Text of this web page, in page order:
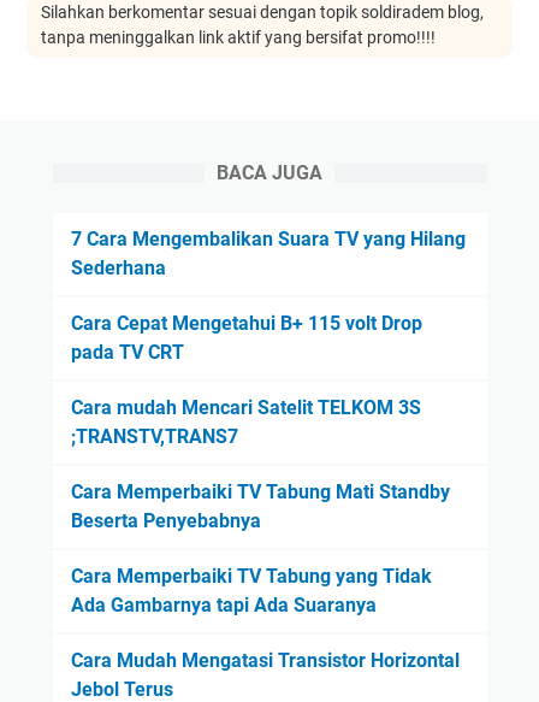
Silahkan berkomentar sesuai dengan topik soldiradem blog,
tanpa meninggalkan link aktif yang bersifat promo!!!!
BACA JUGA
7 Cara Mengembalikan Suara TV yang Hilang
Sederhana
Cara Cepat Mengetahui B+ 115 volt Drop
pada TV CRT
Cara mudah Mencari Satelit TELKOM 3S
;TRANSTV,TRANS7
Cara Memperbaiki TV Tabung Mati Standby
Beserta Penyebabnya
Cara Memperbaiki TV Tabung yang Tidak
Ada Gambarnya tapi Ada Suaranya
Cara Mudah Mengatasi Transistor Horizontal
Jebol Terus